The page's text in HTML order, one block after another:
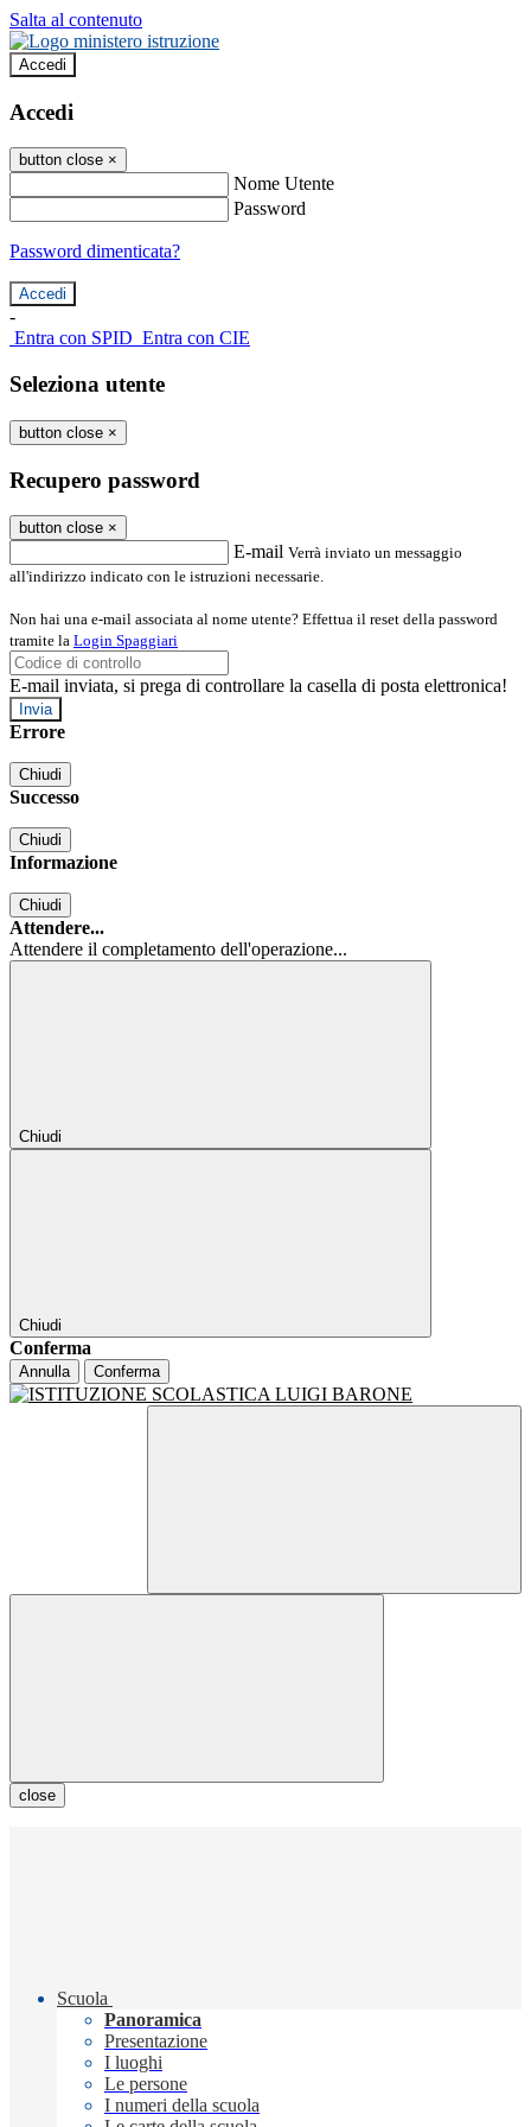
Salta al contenuto
Accedi
Accedi
button close ×
Nome Utente
Password
Password dimenticata?
-
Entra con SPID Entra con CIE
Seleziona utente
button close ×
Recupero password
button close ×
E-mail Verrà inviato un messaggio
all'indirizzo indicato con le istruzioni necessarie.
Non hai una e-mail associata al nome utente? Effettua il reset della password
tramite la Login Spaggiari
E-mail inviata, si prega di controllare la casella di posta elettronica!
Errore
Chiudi
Successo
Chiudi
Informazione
Chiudi
Attendere...
Attendere il completamento dell'operazione...
Chiudi
Chiudi
Conferma
Annulla Conferma
close
Scuola
Panoramica
Presentazione
I luoghi
Le persone
I numeri della scuola